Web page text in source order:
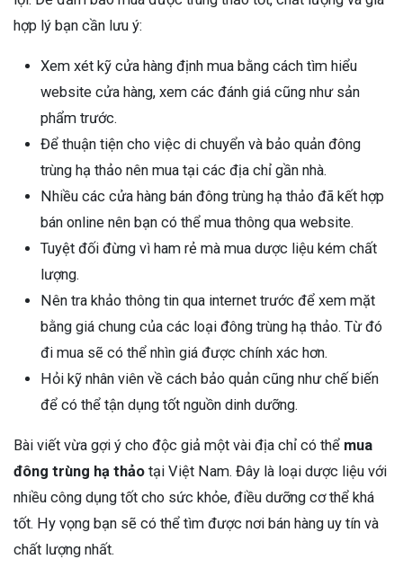
hợp lý bạn cần lưu ý:
Xem xét kỹ cửa hàng định mua bằng cách tìm hiểu
website cửa hàng, xem các đánh giá cũng như sản
phẩm trước.
Để thuận tiện cho việc di chuyển và bảo quản đông
trùng hạ thảo nên mua tại các địa chỉ gần nhà.
Nhiều các cửa hàng bán đông trùng hạ thảo đã kết hợp
bán online nên bạn có thể mua thông qua website.
Tuyệt đối đừng vì ham rẻ mà mua dược liệu kém chất
lượng.
Nên tra khảo thông tin qua internet trước để xem mặt
bằng giá chung của các loại đông trùng hạ thảo. Từ đó
đi mua sẽ có thể nhìn giá được chính xác hơn.
Hỏi kỹ nhân viên về cách bảo quản cũng như chế biến
để có thể tận dụng tốt nguồn dinh dưỡng.
Bài viết vừa gợi ý cho độc giả một vài địa chỉ có thể mua
đông trùng hạ thảo tại Việt Nam. Đây là loại dược liệu với
nhiều công dụng tốt cho sức khỏe, điều dưỡng cơ thể khá
tốt. Hy vọng bạn sẽ có thể tìm được nơi bán hàng uy tín và
chất lượng nhất.